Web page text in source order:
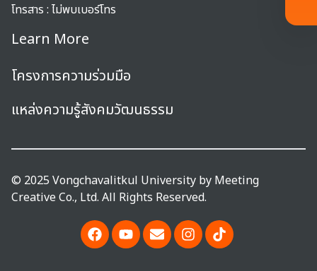
โทรสาร : ไม่พบเบอร์โทร
Learn More
โครงการความร่วมมือ
แหล่งความรู้สังคมวัฒนธรรม
© 2025 Vongchavalitkul University by Meeting
Creative Co., Ltd. All Rights Reserved.